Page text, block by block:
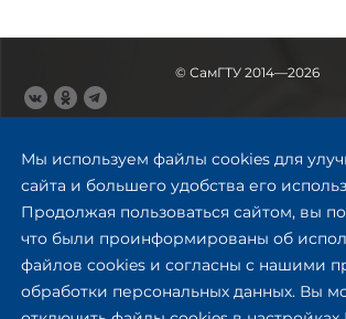
Мы используем файлы cookies для
сайта и большего удобства его
Продолжая пользоваться сайтом, вы
что были проинформированы об
файлов cookies и согласны с нашими
обработки персональных данных. Вы
© СамГТУ 2014—2026
443100, Самара
Ул. Молодогвардейская, 244,
главный корпус
8 (846) 278-43-11
rector@samgtu.ru
Обратная связь